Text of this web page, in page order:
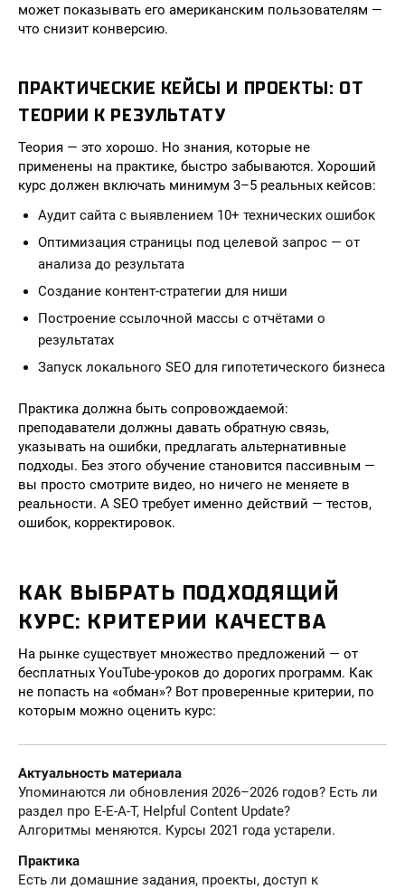
может показывать его американским пользователям —
что снизит конверсию.
ПРАКТИЧЕСКИЕ КЕЙСЫ И ПРОЕКТЫ: ОТ
ТЕОРИИ К РЕЗУЛЬТАТУ
Теория — это хорошо. Но знания, которые не
применены на практике, быстро забываются. Хороший
курс должен включать минимум 3–5 реальных кейсов:
Аудит сайта с выявлением 10+ технических ошибок
Оптимизация страницы под целевой запрос — от
анализа до результата
Создание контент-стратегии для ниши
Построение ссылочной массы с отчётами о
результатах
Запуск локального SEO для гипотетического бизнеса
Практика должна быть сопровождаемой:
преподаватели должны давать обратную связь,
указывать на ошибки, предлагать альтернативные
подходы. Без этого обучение становится пассивным —
вы просто смотрите видео, но ничего не меняете в
реальности. А SEO требует именно действий — тестов,
ошибок, корректировок.
КАК ВЫБРАТЬ ПОДХОДЯЩИЙ
КУРС: КРИТЕРИИ КАЧЕСТВА
На рынке существует множество предложений — от
бесплатных YouTube-уроков до дорогих программ. Как
не попасть на «обман»? Вот проверенные критерии, по
которым можно оценить курс:
Актуальность материала
Упоминаются ли обновления 2026–2026 годов? Есть ли
раздел про E-E-A-T, Helpful Content Update?
Алгоритмы меняются. Курсы 2021 года устарели.
Практика
Есть ли домашние задания, проекты, доступ к